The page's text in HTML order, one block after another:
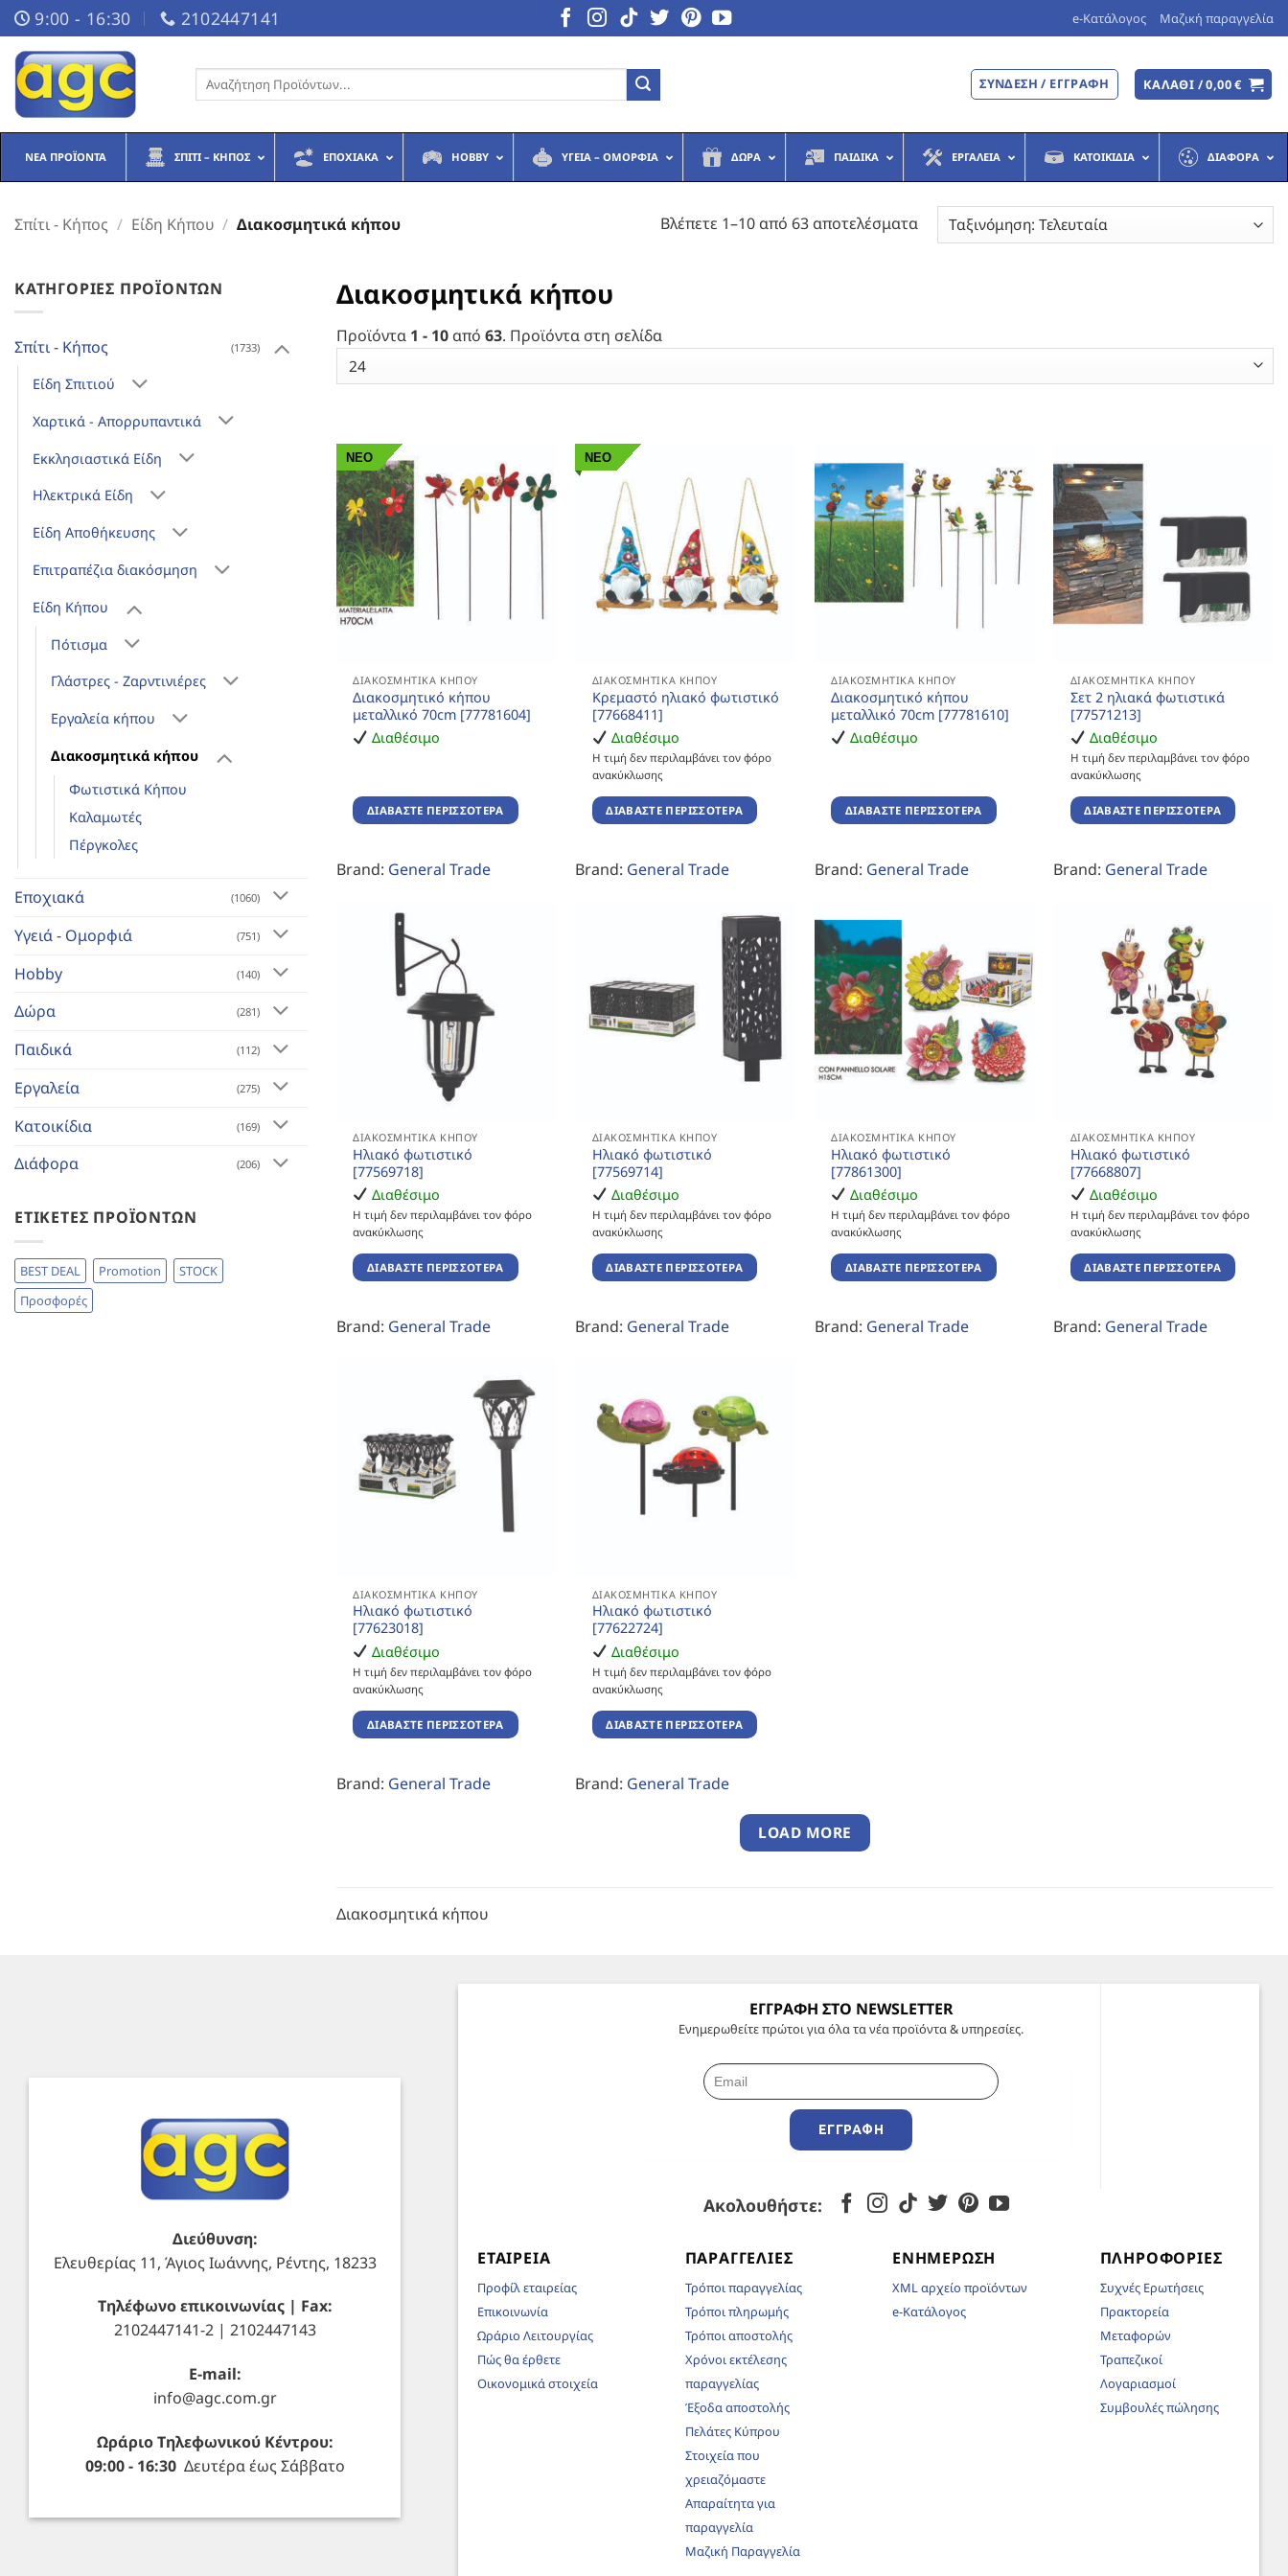
Μετάβαση
στο
περιεχόμενο
9:00 - 16:30 2102447141 e-Κατάλογος Μαζική παραγγελία
Αναζήτηση
ΣΎΝΔΕΣΗ / ΕΓΓΡΑΦΉ ΚΑΛΆΘΙ /0,00€
ΝΈΑ ΠΡΟΪΌΝΤΑ ΣΠΊΤΙ – ΚΉΠΟΣ ΕΠΟΧΙΑΚΆ HOBBY ΥΓΕΙΆ – ΟΜΟΡΦΙΆ ΔΏΡΑ ΠΑΙΔΙΚΆ ΕΡΓΑΛΕΊΑ ΚΑΤΟΙΚΊΔΙΑ ΔΙΆΦΟΡΑ
Σπίτι - Κήπος / Είδη Κήπου / Διακοσμητικά κήπου Βλέπετε 1–10 από 63 αποτελέσματαSorted
ΚΑΤΗΓΟΡΊΕΣ ΠΡΟΪΌΝΤΩΝ
Σπίτι - Κήπος (1733)
Είδη Σπιτιού
Χαρτικά - Απορρυπαντικά
Εκκλησιαστικά Είδη
Ηλεκτρικά Είδη
Είδη Αποθήκευσης
Επιτραπέζια διακόσμηση
Είδη Κήπου
Πότισμα
Γλάστρες - Ζαρντινιέρες
Εργαλεία κήπου
Διακοσμητικά κήπου
Φωτιστικά Κήπου
Καλαμωτές
Πέργκολες
Εποχιακά (1060)
Υγειά - Ομορφιά (751)
Hobby (140)
Δώρα (281)
Παιδικά (112)
Εργαλεία (275)
Κατοικίδια (169)
Διάφορα (206)
ΕΤΙΚΈΤΕΣ ΠΡΟΪΌΝΤΩΝ
BEST DEAL Promotion
STOCK
Προσφορές
Διακοσμητικά κήπου
Προϊόντα 1 - 10 από 63. Προϊόντα στη σελίδα
ΝΕΟ
ΔΙΑΚΟΣΜΗΤΙΚΆ ΚΉΠΟΥ
Διακοσμητικό κήπου
μεταλλικό 70cm [77781604]
Διαθέσιμο
ΔΙΑΒΆΣΤΕ ΠΕΡΙΣΣΌΤΕΡΑ
Brand: General Trade
ΝΕΟ
ΔΙΑΚΟΣΜΗΤΙΚΆ ΚΉΠΟΥ
Κρεμαστό ηλιακό φωτιστικό
[77668411]
Διαθέσιμο
Η τιμή δεν περιλαμβάνει τον φόρο
ανακύκλωσης
ΔΙΑΒΆΣΤΕ ΠΕΡΙΣΣΌΤΕΡΑ
Brand: General Trade
ΔΙΑΚΟΣΜΗΤΙΚΆ ΚΉΠΟΥ
Διακοσμητικό κήπου
μεταλλικό 70cm [77781610]
Διαθέσιμο
ΔΙΑΒΆΣΤΕ ΠΕΡΙΣΣΌΤΕΡΑ
Brand: General Trade
ΔΙΑΚΟΣΜΗΤΙΚΆ ΚΉΠΟΥ
Σετ 2 ηλιακά φωτιστικά
[77571213]
Διαθέσιμο
Η τιμή δεν περιλαμβάνει τον φόρο
ανακύκλωσης
ΔΙΑΒΆΣΤΕ ΠΕΡΙΣΣΌΤΕΡΑ
Brand: General Trade
ΔΙΑΚΟΣΜΗΤΙΚΆ ΚΉΠΟΥ
Ηλιακό φωτιστικό
[77569718]
Διαθέσιμο
Η τιμή δεν περιλαμβάνει τον φόρο
ανακύκλωσης
ΔΙΑΒΆΣΤΕ ΠΕΡΙΣΣΌΤΕΡΑ
Brand: General Trade
ΔΙΑΚΟΣΜΗΤΙΚΆ ΚΉΠΟΥ
Ηλιακό φωτιστικό
[77569714]
Διαθέσιμο
Η τιμή δεν περιλαμβάνει τον φόρο
ανακύκλωσης
ΔΙΑΒΆΣΤΕ ΠΕΡΙΣΣΌΤΕΡΑ
Brand: General Trade
ΔΙΑΚΟΣΜΗΤΙΚΆ ΚΉΠΟΥ
Ηλιακό φωτιστικό
[77861300]
Διαθέσιμο
Η τιμή δεν περιλαμβάνει τον φόρο
ανακύκλωσης
ΔΙΑΒΆΣΤΕ ΠΕΡΙΣΣΌΤΕΡΑ
Brand: General Trade
ΔΙΑΚΟΣΜΗΤΙΚΆ ΚΉΠΟΥ
Ηλιακό φωτιστικό
[77668807]
Διαθέσιμο
Η τιμή δεν περιλαμβάνει τον φόρο
ανακύκλωσης
ΔΙΑΒΆΣΤΕ ΠΕΡΙΣΣΌΤΕΡΑ
Brand: General Trade
ΔΙΑΚΟΣΜΗΤΙΚΆ ΚΉΠΟΥ
Ηλιακό φωτιστικό
[77623018]
Διαθέσιμο
Η τιμή δεν περιλαμβάνει τον φόρο
ανακύκλωσης
ΔΙΑΒΆΣΤΕ ΠΕΡΙΣΣΌΤΕΡΑ
Brand: General Trade
ΔΙΑΚΟΣΜΗΤΙΚΆ ΚΉΠΟΥ
Ηλιακό φωτιστικό
[77622724]
Διαθέσιμο
Η τιμή δεν περιλαμβάνει τον φόρο
ανακύκλωσης
ΔΙΑΒΆΣΤΕ ΠΕΡΙΣΣΌΤΕΡΑ
Brand: General Trade
LOAD MORE
Διακοσμητικά κήπου
Διεύθυνση:
Ελευθερίας 11, Άγιος Ιωάννης, Ρέντης, 18233
Τηλέφωνο επικοινωνίας | Fax:
2102447141-2 | 2102447143
E-mail:
info@agc.com.gr
Ωράριο Τηλεφωνικού Κέντρου:
09:00 - 16:30Δευτέρα έως Σάββατο
ΕΓΓΡΑΦΗ ΣΤΟ NEWSLETTER
Ενημερωθείτε πρώτοι για όλα τα νέα προϊόντα & υπηρεσίες.
ΕΓΓΡΑΦΉ
Ακολουθήστε:
ΕΤΑΙΡΕΊΑ
Προφίλ εταιρείας
Επικοινωνία
Ωράριο Λειτουργίας
Πώς θα έρθετε
Οικονομικά στοιχεία
ΠΑΡΑΓΓΕΛΊΕΣ
Τρόποι παραγγελίας
Τρόποι πληρωμής
Τρόποι αποστολής
Χρόνοι εκτέλεσης
παραγγελίας
Έξοδα αποστολής
Πελάτες Κύπρου
Στοιχεία που
χρειαζόμαστε
Απαραίτητα για
παραγγελία
Μαζική Παραγγελία
ΕΝΗΜΈΡΩΣΗ
XML αρχείο προϊόντων
e-Κατάλογος
ΠΛΗΡΟΦΟΡΊΕΣ
Συχνές Ερωτήσεις
Πρακτορεία
Μεταφορών
Τραπεζικοί
Λογαριασμοί
Συμβουλές πώλησης